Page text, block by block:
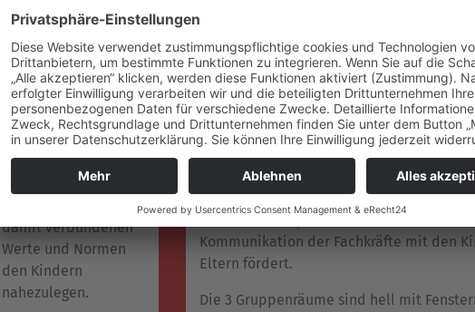
In Zusammenarbeit
mit unserer
Pfarrgemeinde Mariä
Himmelfahrt legen
wir großen Wert
darauf, die
Geschichte der
verschiedenen
traditionellen Feste
damit verbundenen
Werte und Normen
den Kindern
nahezulegen.
wachsen und zu erleben und zu lernen.
kinderfreundliche Architektur können
lernen, experimentieren, sich drinnen wie
bewegen, essen, schlafen, sich
und in Gruppen spielen.
Das Gebäude hat ein großes Foyer, von
Räume schnell und einfach zu erreichen
wurde so konzipiert, dass es die offene
Kommunikation der Fachkräfte mit den
Eltern fördert.
Die 3 Gruppenräume sind hell mit